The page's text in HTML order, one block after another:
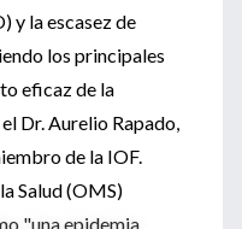
y la escasez de
los principales
eficaz de la
Dr. Aurelio Rapado,
de la IOF.
Salud (OMS)
"una epidemia